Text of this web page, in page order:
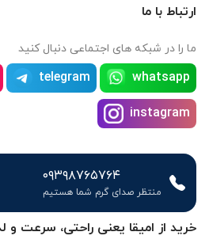
خرید از امیقا یعنی راحتی، سرعت و
ارتباط با ما
ما را در شبکه های اجتماعی دنبال کنید
whatsapp
telegram
instagram
۰۹۳۹۸۷۶۵۷۶۴
منتظر صدای گرم شما هستیم